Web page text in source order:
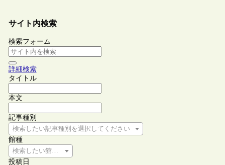
サイト内検索
検索フォーム
詳細検索
タイトル
本文
記事種別
検索したい記事種別を選択してください
館種
検索したい館種を選択してください
投稿日